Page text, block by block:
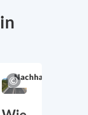
Nachhaltigkeit